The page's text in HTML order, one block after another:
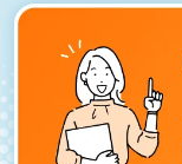
自宅で
布団クリ
頼みたか